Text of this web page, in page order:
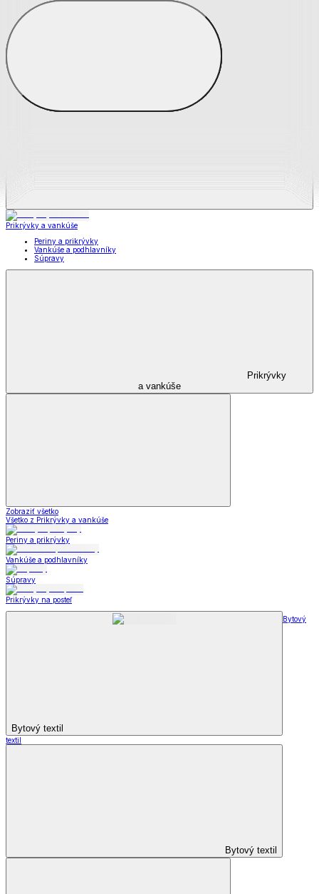
Zobraziť všetko
Všetko z Matrace a matracové chrániče
Matrace
Chrániče na matrace
Prikrývky a vankúše
Periny a prikrývky
Vankúše a podhlavníky
Súpravy
Prikrývky
a vankúše
Zobraziť všetko
Všetko z Prikrývky a vankúše
Periny a prikrývky
Vankúše a podhlavníky
Súpravy
Prikrývky na posteľ
Bytový textil
Bytový
textil
Bytový textil